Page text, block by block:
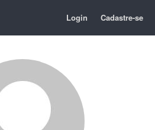
Login Cadastre-se